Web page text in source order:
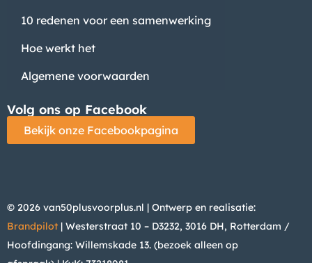
10 redenen voor een samenwerking
Hoe werkt het
Algemene voorwaarden
Volg ons op Facebook
Bekijk onze Facebookpagina
© 2026 van50plusvoorplus.nl | Ontwerp en realisatie:
Brandpilot | Westerstraat 10 – D3232, 3016 DH, Rotterdam /
Hoofdingang: Willemskade 13. (bezoek alleen op